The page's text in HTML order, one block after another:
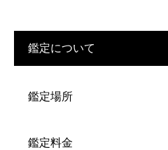
鑑定について
鑑定場所
鑑定料金